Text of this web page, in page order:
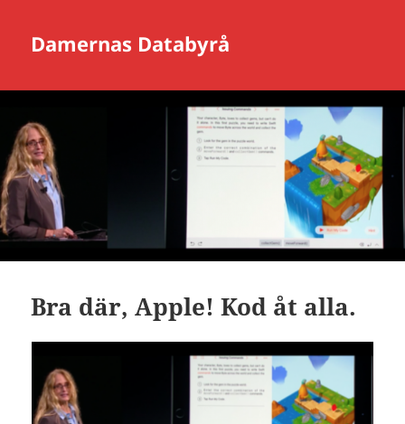
Damernas Databyrå
Bra där, Apple! Kod åt alla.